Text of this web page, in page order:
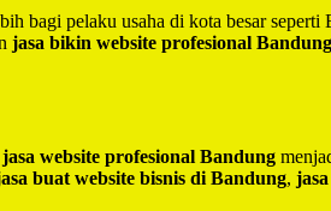
bagi pelaku usaha di kota besar
jasa bikin website profesional Bandung
jasa website profesional Bandung
buat website bisnis di Bandung,